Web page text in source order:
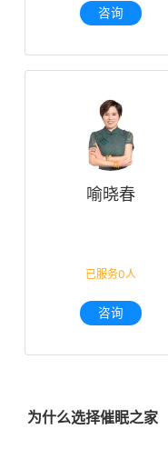
咨询
喻晓春
已服务0人
咨询
为什么选择催眠之家